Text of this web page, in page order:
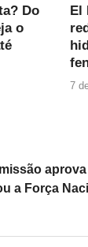
Do
o
El
7
a Força